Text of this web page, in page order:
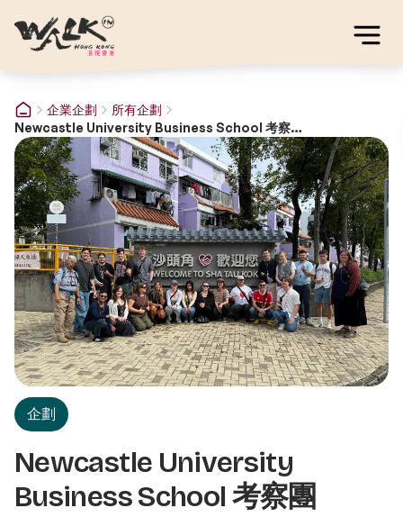
企業企劃
所有企劃
Newcastle University Business School 考察團
企劃
Newcastle University
Business School 考察團